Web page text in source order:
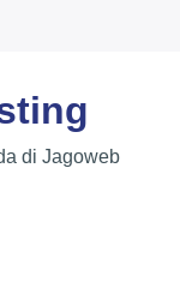
di Jagoweb